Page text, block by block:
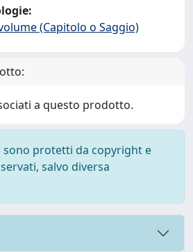
(Capitolo o Saggio)
a questo prodotto.
sono protetti da copyright e
salvo diversa